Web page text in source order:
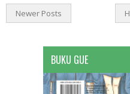
Newer Posts
BUKU GUE